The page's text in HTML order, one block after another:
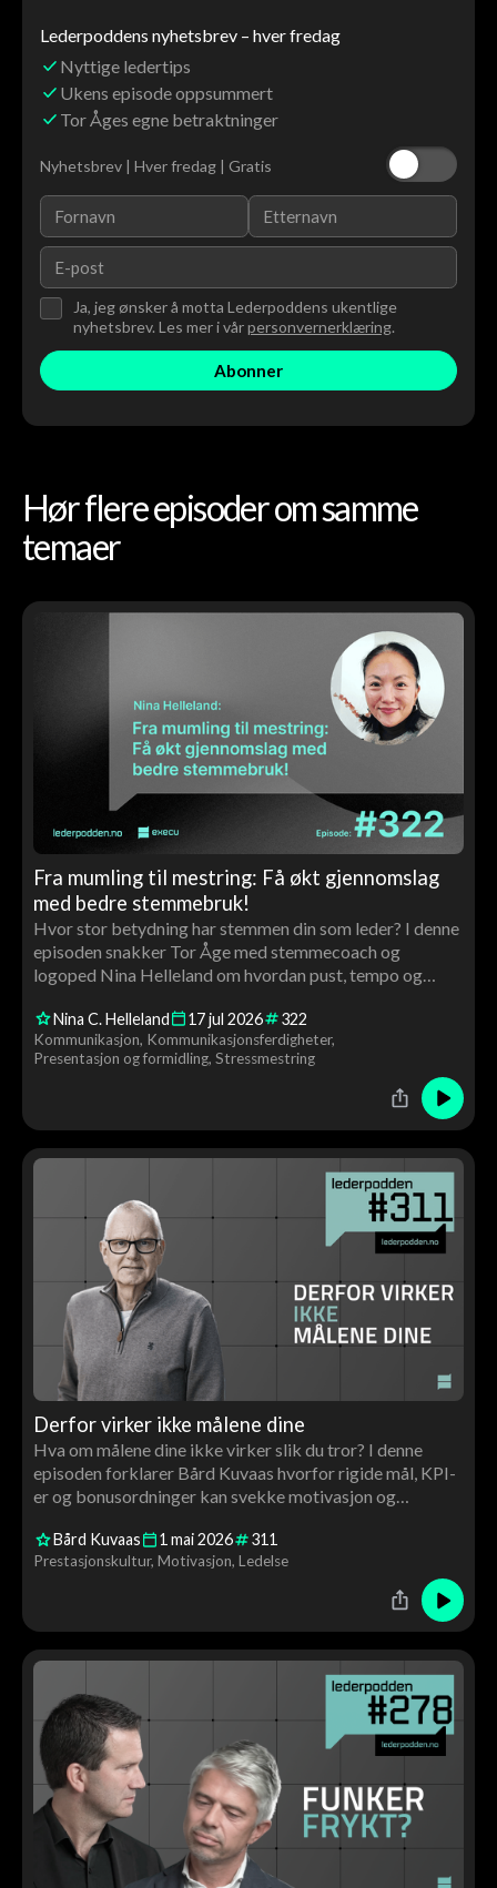
Lederpoddens nyhetsbrev – hver fredag
Nyttige ledertips
Ukens episode oppsummert
Tor Åges egne betraktninger
Nyhetsbrev | Hver fredag | Gratis
Ja, jeg ønsker å motta Lederpoddens ukentlige
nyhetsbrev. Les mer i vårpersonvernerklæring.
Hør flere episoder om samme
temaer
Fra mumling til mestring: Få økt gjennomslag
med bedre stemmebruk!
Hvor stor betydning har stemmen din som leder? I denne
episoden snakker Tor Åge med stemmecoach og
logoped Nina Helleland om hvordan pust, tempo og
får konkrete råd og en live stemmecoaching av Tor Åge
underveis.
Nina C. Helleland 17jul 2026 322
Kommunikasjon Kommunikasjonsferdigheter
Presentasjon og formidling Stressmestring
Derfor virker ikke målene dine
Hva om målene dine ikke virker slik du tror? I denne
episoden forklarer Bård Kuvaas hvorfor rigide mål, KPI-
er og bonusordninger kan svekke motivasjon og
Bård Kuvaas 1 mai2026 311
Prestasjonskultur Motivasjon Ledelse